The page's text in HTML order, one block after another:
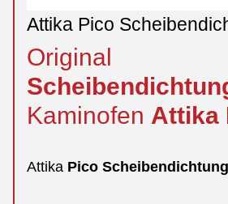
Attika Pico
Original
Kaminofen Attika
Attika Pico Scheibendichtung